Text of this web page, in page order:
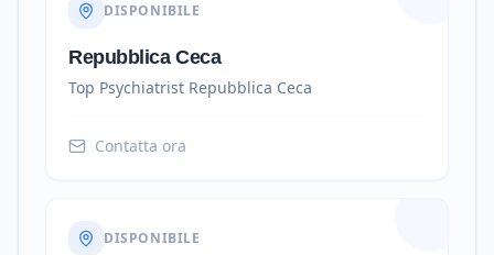
DISPONIBILE
Repubblica Ceca
Top Psychiatrist Repubblica Ceca
Contatta ora
DISPONIBILE